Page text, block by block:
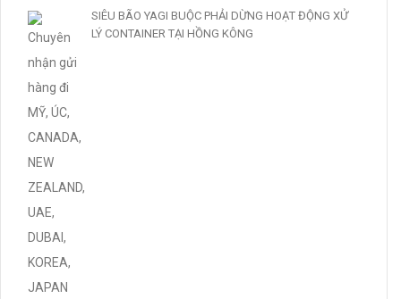
SIÊU BÃO YAGI BUỘC PHẢI DỪNG HOẠT ĐỘNG XỬ
LÝ CONTAINER TẠI HỒNG KÔNG